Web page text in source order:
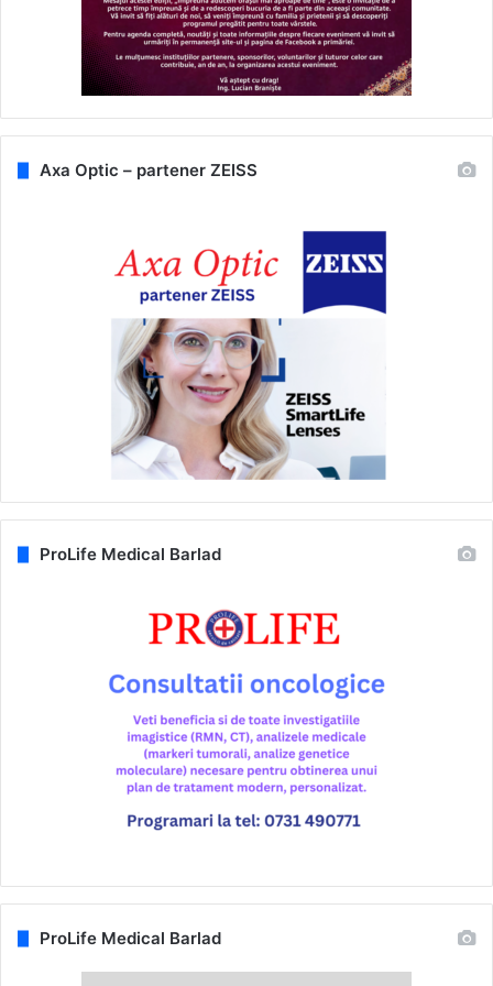
Axa Optic – partener ZEISS
ProLife Medical Barlad
ProLife Medical Barlad